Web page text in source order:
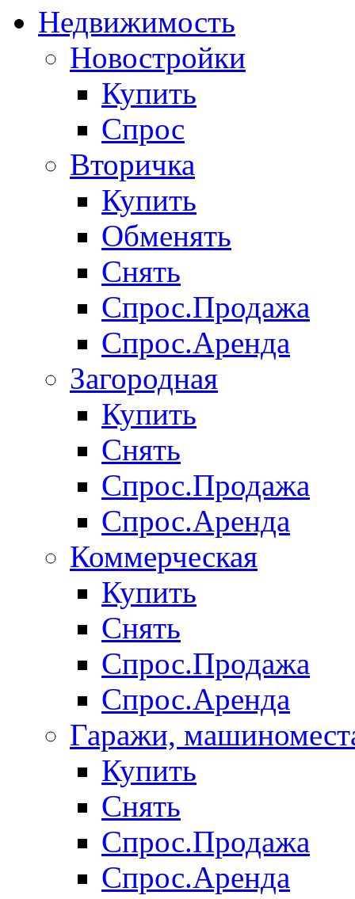
Недвижимость
Новостройки
Купить
Спрос
Вторичка
Купить
Обменять
Снять
Спрос.Продажа
Спрос.Аренда
Загородная
Купить
Снять
Спрос.Продажа
Спрос.Аренда
Коммерческая
Купить
Снять
Спрос.Продажа
Спрос.Аренда
Гаражи,
Купить
Снять
Спрос.Продажа
Спрос.Аренда